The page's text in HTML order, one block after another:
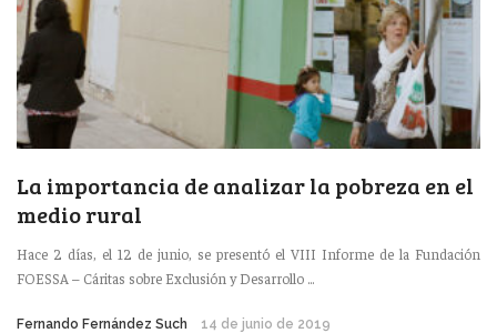
La importancia de analizar la pobreza en el
medio rural
Hace 2 días, el 12 de junio, se presentó el VIII Informe de la Fundación
FOESSA – Cáritas sobre Exclusión y Desarrollo ...
Fernando Fernández Such 14 de junio de 2019